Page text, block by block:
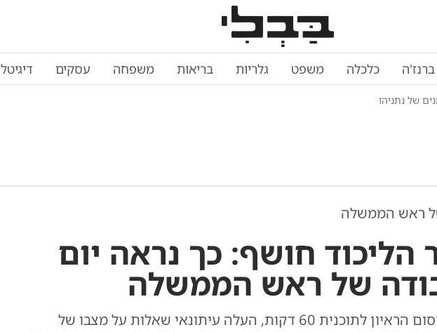
ברנז'ה כלכלה משפט גלריות בריאות משפחה עסקים דיגיטל
ראש הממשלה
הליכוד חושף: כך נראה יום
של ראש הממשלה
לאחר פרסום הראיון לתוכנית 60 דקות, העלה עיתונאי שאלות על מצבו של